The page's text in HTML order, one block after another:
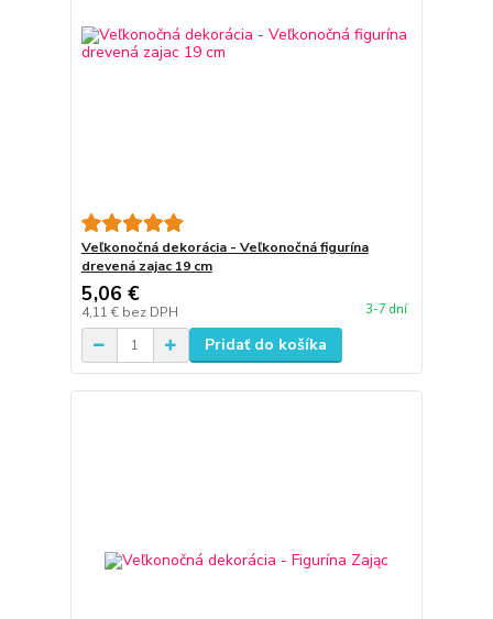
Veľkonočná dekorácia - Veľkonočná figurína
drevená zajac 19 cm
5,06 €
4,11 € bez DPH 3-7 dní
Pridať do košíka